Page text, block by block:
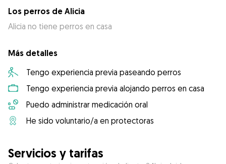
Los perros de Alicia
Alicia no tiene perros en casa
Más detalles
Tengo experiencia previa paseando perros
Tengo experiencia previa alojando perros en casa
Puedo administrar medicación oral
He sido voluntario/a en protectoras
Servicios y tarifas